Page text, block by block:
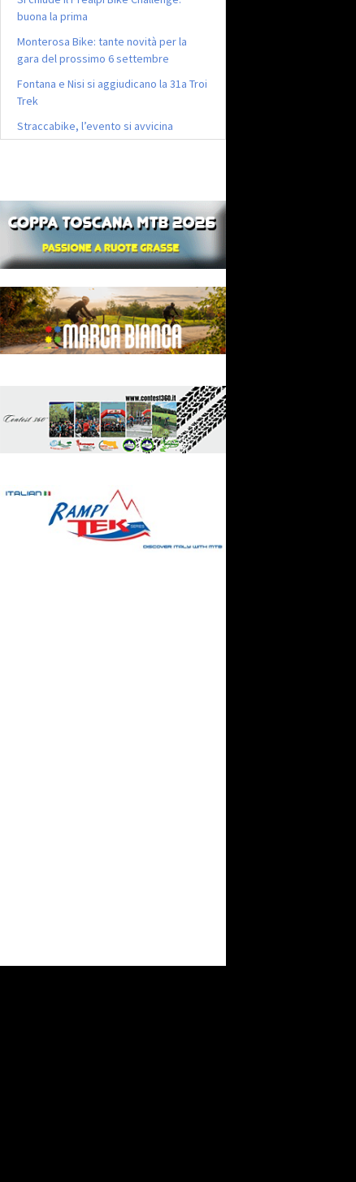
buona la prima
Monterosa Bike: tante novità per la
gara del prossimo 6 settembre
Fontana e Nisi si aggiudicano la 31a Troi
Trek
Straccabike, l’evento si avvicina